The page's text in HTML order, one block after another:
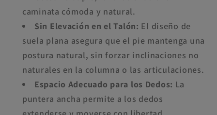
caminata cómoda y natural.
Sin Elevación en el Talón: El diseño de
suela plana asegura que el pie mantenga una
postura natural, sin forzar inclinaciones no
naturales en la columna o las articulaciones.
Espacio Adecuado para los Dedos: La
puntera ancha permite a los dedos